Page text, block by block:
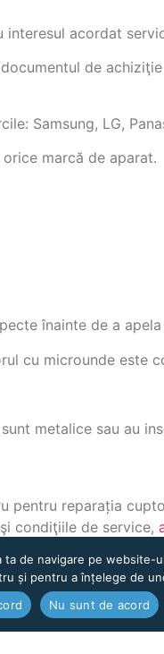
acordat
de
Samsung, LG,
marcă de aparat.
înainte de a apela
cu microunde este
metalice sau au
pentru reparația
condiţiile de service,
comunicarea preţului.
comandă
de navigare pe
și pentru a înțelege de
Nu sunt de acord